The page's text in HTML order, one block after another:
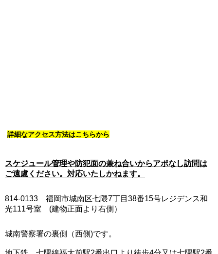
詳細なアクセス方法はこちらから
スケジュール管理や防犯面の兼ね合いからアポなし訪問は
ご遠慮ください。対応いたしかねます。
814-0133 福岡市城南区七隈7丁目38番15号レジデンス和
光111号室 (建物正面より右側）
城南警察署の裏側（西側)です。